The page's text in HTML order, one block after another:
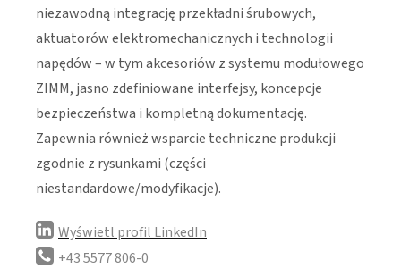
niezawodną integrację przekładni śrubowych,
aktuatorów elektromechanicznych i technologii
napędów – w tym akcesoriów z systemu modułowego
ZIMM, jasno zdefiniowane interfejsy, koncepcje
bezpieczeństwa i kompletną dokumentację.
Zapewnia również wsparcie techniczne produkcji
zgodnie z rysunkami (części
niestandardowe/modyfikacje).
Wyświetl profil LinkedIn
+43 5577 806-0